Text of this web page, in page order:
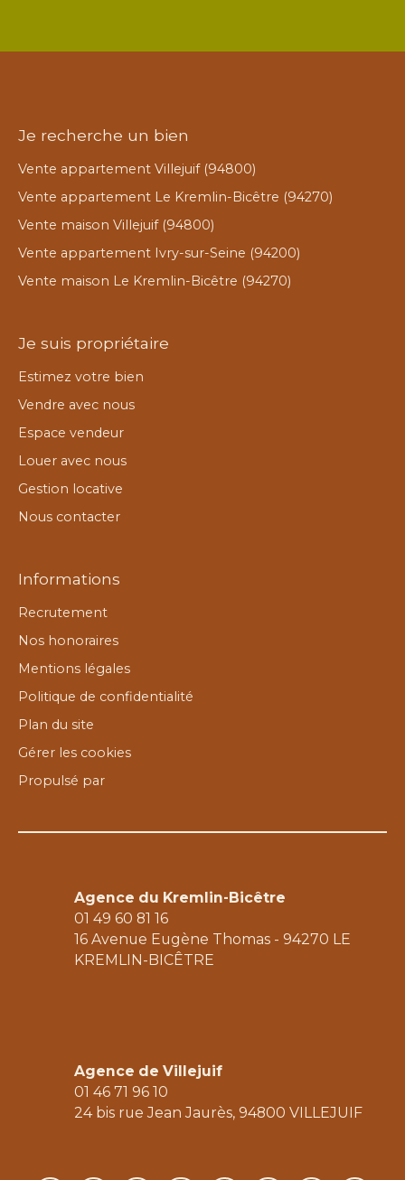
Je recherche un bien
Vente appartement Villejuif (94800)
Vente appartement Le Kremlin-Bicêtre (94270)
Vente maison Villejuif (94800)
Vente appartement Ivry-sur-Seine (94200)
Vente maison Le Kremlin-Bicêtre (94270)
Je suis propriétaire
Estimez votre bien
Vendre avec nous
Espace vendeur
Louer avec nous
Gestion locative
Nous contacter
Informations
Recrutement
Nos honoraires
Mentions légales
Politique de confidentialité
Plan du site
Gérer les cookies
Propulsé par
Agence du Kremlin-Bicêtre
01 49 60 81 16
16 Avenue Eugène Thomas - 94270 LE
KREMLIN-BICÊTRE
Agence de Villejuif
01 46 71 96 10
24 bis rue Jean Jaurès, 94800 VILLEJUIF